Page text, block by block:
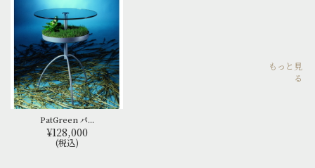
PatGreen パ...
¥128,000
(税込)
もっと見
る